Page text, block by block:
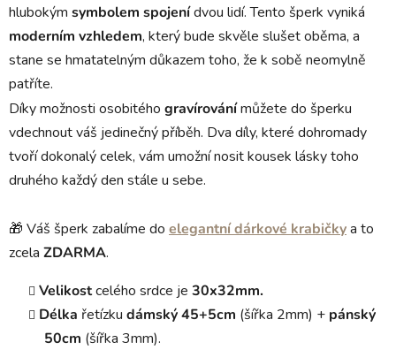
hlubokým symbolem spojenídvou lidí. Tento šperk vyniká
moderním vzhledem, který bude skvěle slušet oběma, a
stane se hmatatelným důkazem toho, že k sobě neomylně
patříte.
Díky možnosti osobitého gravírovánímůžete do šperku
vdechnout váš jedinečný příběh. Dva díly, které dohromady
tvoří dokonalý celek, vám umožní nosit kousek lásky toho
druhého každý den stále u sebe.
🎁 Váš šperk zabalíme do elegantní dárkové krabičkya to
zcela ZDARMA.
Velikostcelého srdce je 30x32mm.
Délka řetízku dámský 45+5cm (šířka 2mm) + pánský
50cm (šířka 3mm).